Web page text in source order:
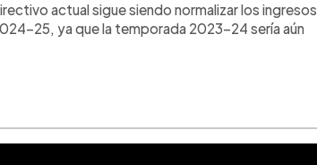
actual sigue siendo normalizar los ingresos
25, ya que la temporada 2023-24 sería aún